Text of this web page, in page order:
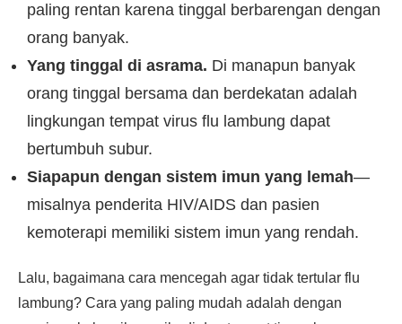
paling rentan karena tinggal berbarengan dengan
orang banyak.
Yang tinggal di asrama. Di manapun banyak
orang tinggal bersama dan berdekatan adalah
lingkungan tempat virus flu lambung dapat
bertumbuh subur.
Siapapun dengan sistem imun yang lemah—
misalnya penderita HIV/AIDS dan pasien
kemoterapi memiliki sistem imun yang rendah.
Lalu, bagaimana cara mencegah agar tidak tertular flu
lambung? Cara yang paling mudah adalah dengan